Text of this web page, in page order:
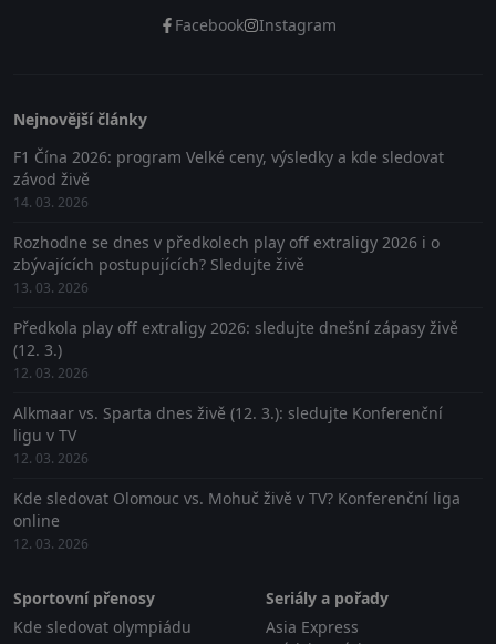
Facebook Instagram
Nejnovější články
F1 Čína 2026: program Velké ceny, výsledky a kde sledovat
závod živě
14. 03. 2026
Rozhodne se dnes v předkolech play off extraligy 2026 i o
zbývajících postupujících? Sledujte živě
13. 03. 2026
Předkola play off extraligy 2026: sledujte dnešní zápasy živě
(12. 3.)
12. 03. 2026
Alkmaar vs. Sparta dnes živě (12. 3.): sledujte Konferenční
ligu v TV
12. 03. 2026
Kde sledovat Olomouc vs. Mohuč živě v TV? Konferenční liga
online
12. 03. 2026
Sportovní přenosy
Kde sledovat olympiádu
Seriály a pořady
Asia Express